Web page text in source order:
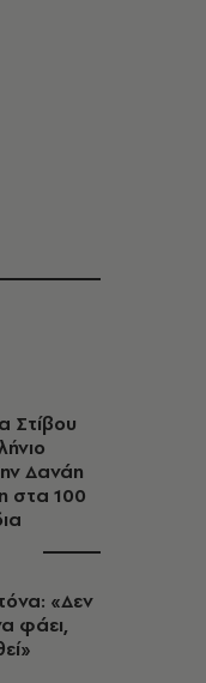
Στίβου
Δανάη
στα 100
«Δεν
φάει,